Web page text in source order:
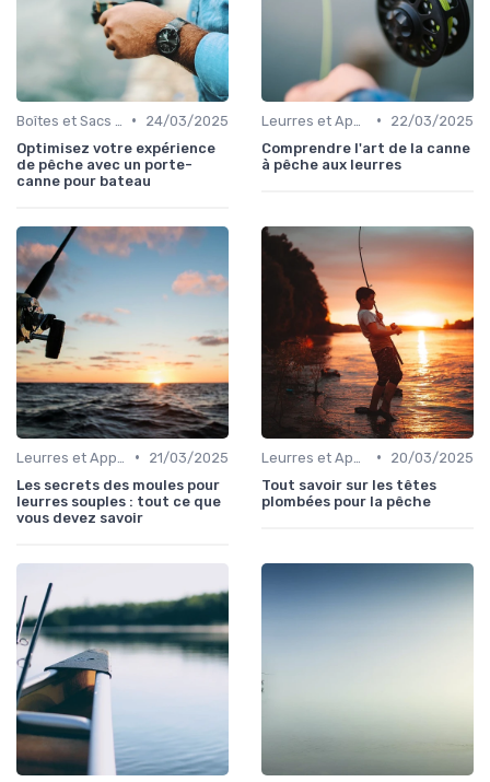
•
24/03/2025
Optimisez votre expérience
de pêche avec un porte-
canne pour bateau
•
22/03/2025
Comprendre l'art de la canne
à pêche aux leurres
•
21/03/2025
Les secrets des moules pour
leurres souples : tout ce que
vous devez savoir
•
20/03/2025
Tout savoir sur les têtes
plombées pour la pêche